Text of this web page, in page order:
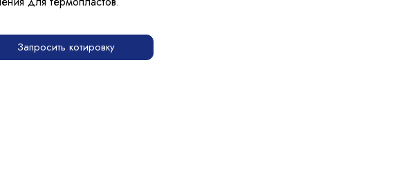
Запросить котировку